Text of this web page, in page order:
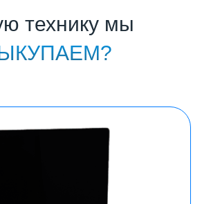
технику мы